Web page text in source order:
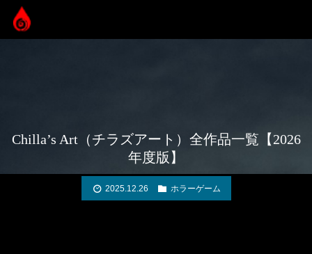
Chilla’s Art（チラズアート）全作品一覧【2026
年度版】
2025.12.26 ホラーゲーム